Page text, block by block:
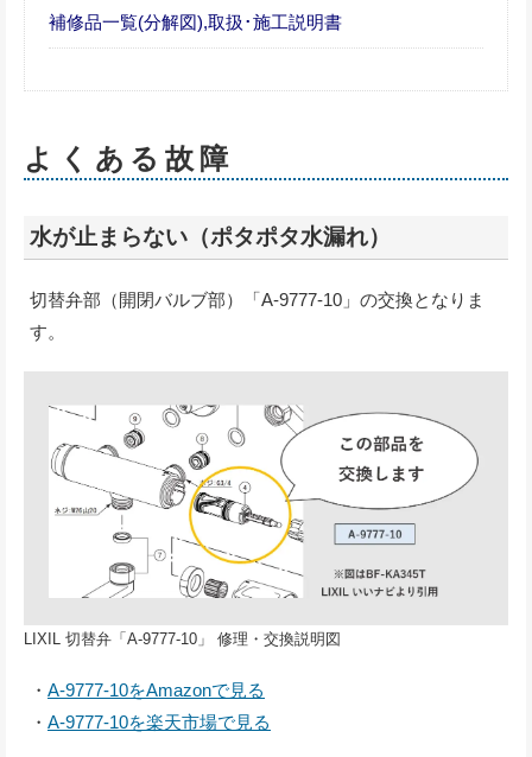
補修品一覧(分解図),取扱･施工説明書
よくある故障
水が止まらない（ポタポタ水漏れ）
切替弁部（開閉バルブ部）「A-9777-10」の交換となりま
す。
LIXIL 切替弁「A-9777-10」 修理・交換説明図
・ A-9777-10をAmazonで見る
・ A-9777-10を楽天市場で見る